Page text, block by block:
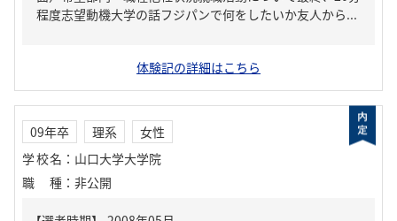
程度志望動機大学の話フジパンで何をしたいか友人から...
体験記の詳細はこちら
09年卒 理系
女性
学校名 ： 山口大学大学院
職種 ： 非公開